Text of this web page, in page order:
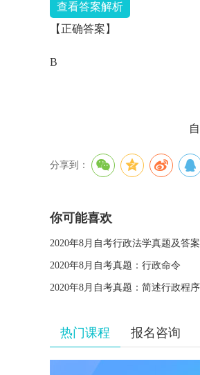
查看答案解析
【正确答案】
B
分享到：
你可能喜欢
2020年8月自考行政法学真题及答
2020年8月自考真题：行政命令
2020年8月自考真题：简述行政程
热门课程 报名咨询